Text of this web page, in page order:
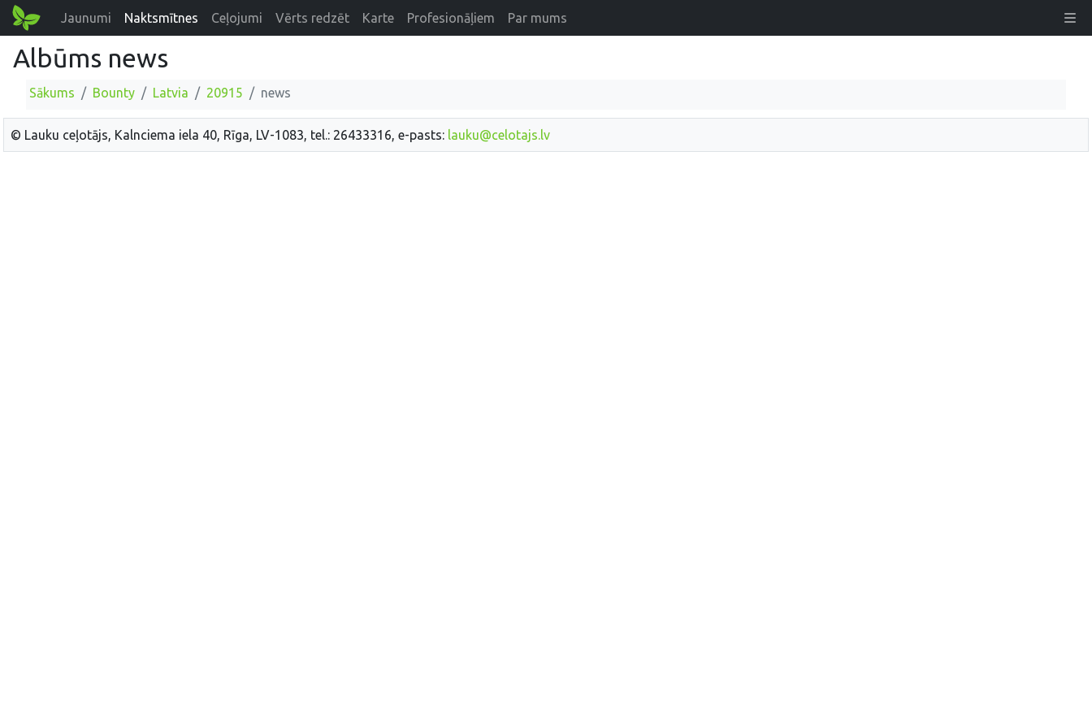
Jaunumi Naktsmītnes Ceļojumi Vērts redzēt Karte Profesionāļiem Par mums
Albūms news
Sākums Bounty Latvia 20915 news
© Lauku ceļotājs, Kalnciema iela 40, Rīga, LV-1083, tel.: 26433316, e-pasts: lauku@celotajs.lv